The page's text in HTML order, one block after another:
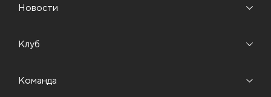
Новости
Клуб
Команда